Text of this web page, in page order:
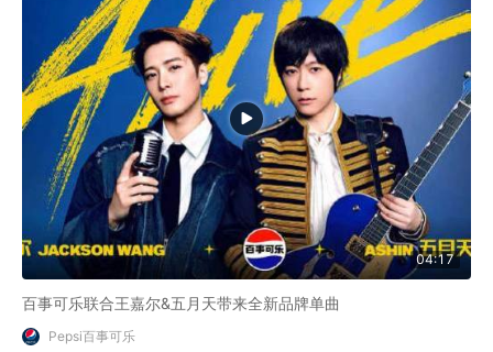
04:17
百事可乐联合王嘉尔&五月天带来全新品牌单曲
Pepsi百事可乐